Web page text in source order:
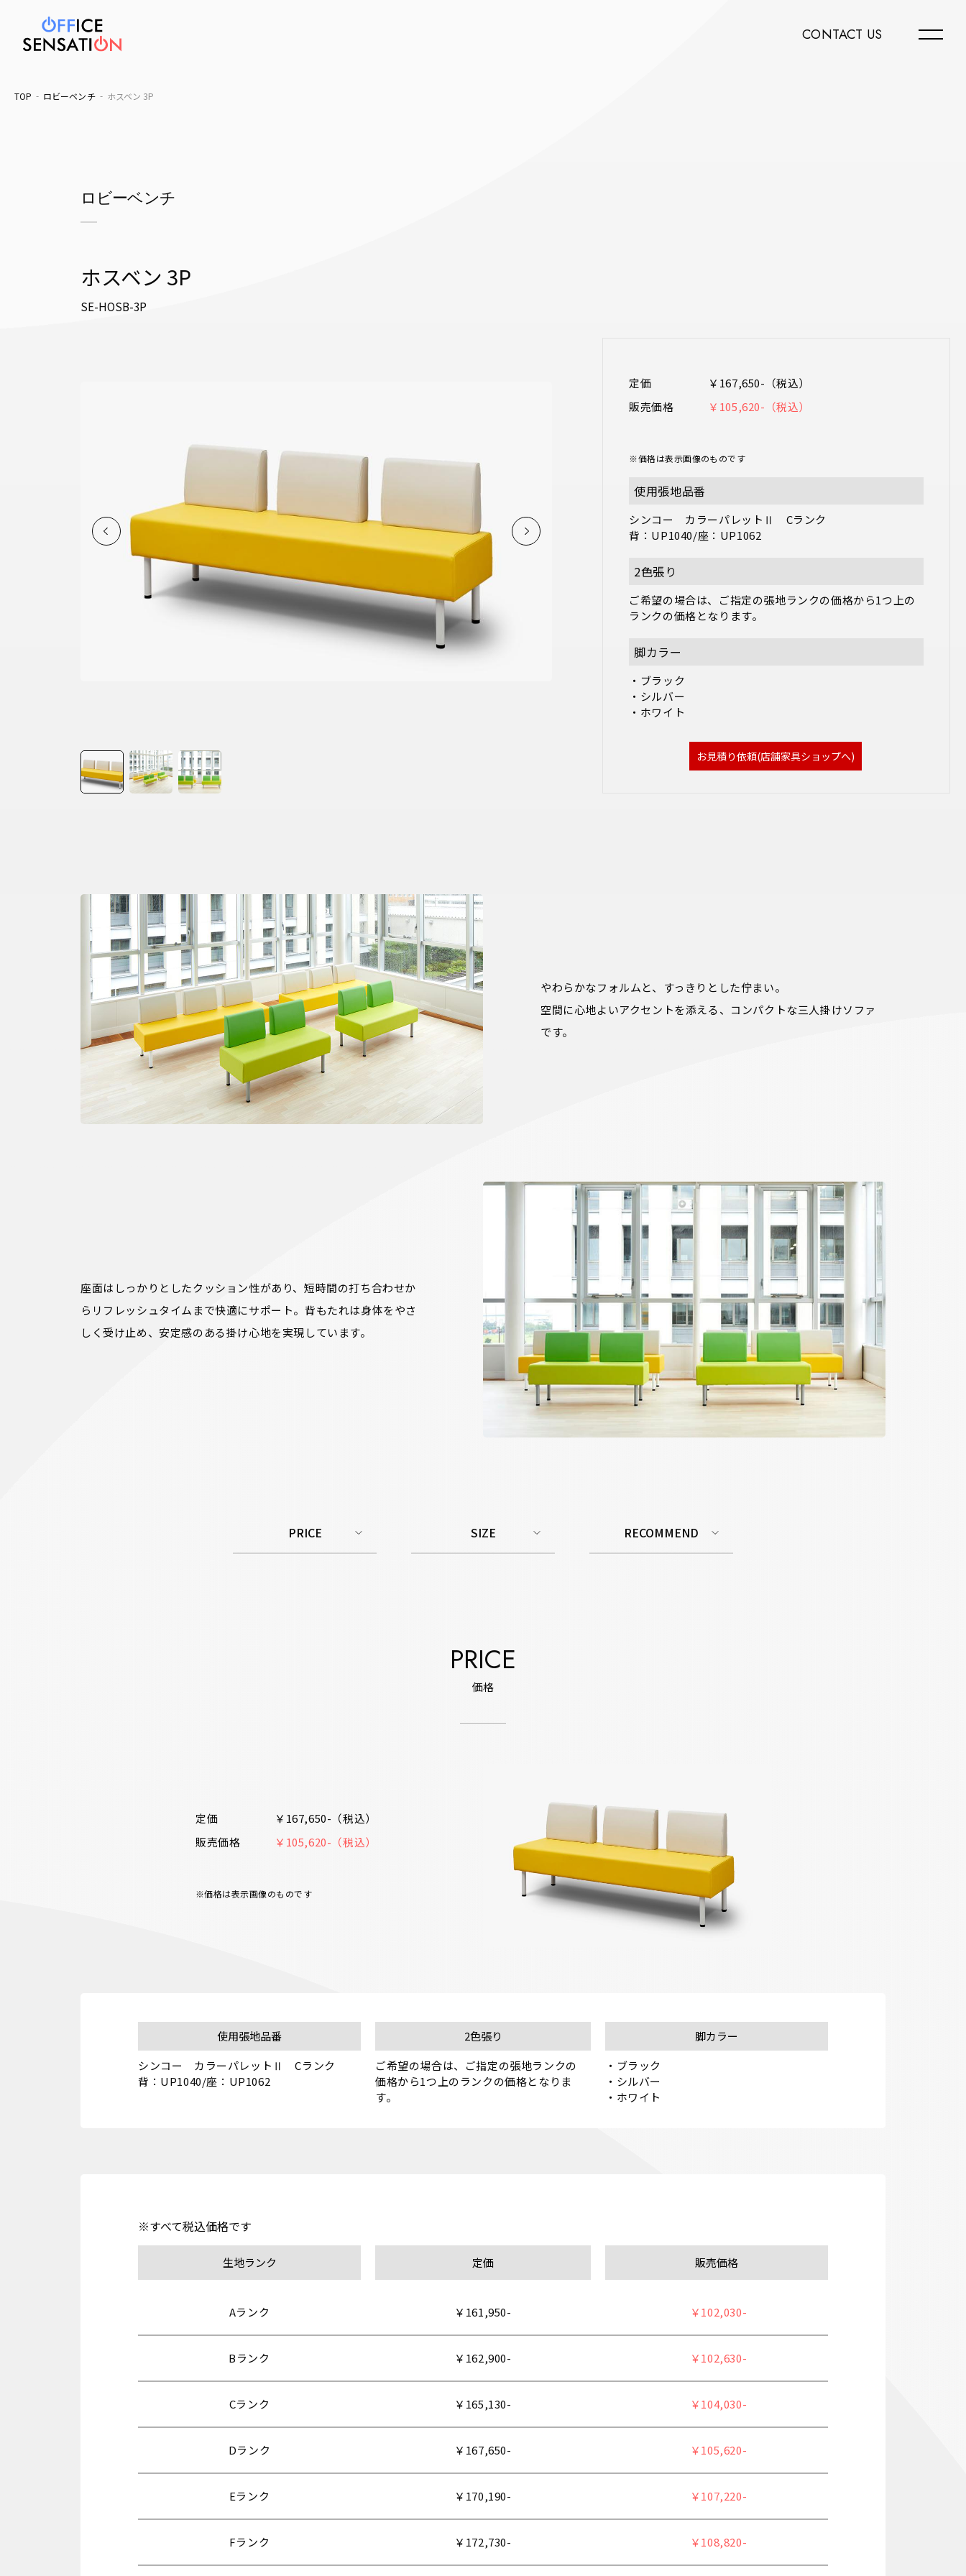
CONTACT US
TOP ロビーベンチ ホスベン 3P
ロビーベンチ
ホスベン 3P
SE-HOSB-3P
定価
￥167,650-（税込）
販売価格
￥105,620-（税込）
※価格は表示画像のものです
使用張地品番
シンコー　カラーパレットⅡ　Cランク
背：UP1040/座：UP1062
2色張り
ご希望の場合は、ご指定の張地ランクの価格から1つ上の
ランクの価格となります。
脚カラー
・ブラック
・シルバー
・ホワイト
お見積り依頼(店舗家具ショップへ)
やわらかなフォルムと、すっきりとした佇まい。
空間に心地よいアクセントを添える、コンパクトな三人掛けソファ
です。
座面はしっかりとしたクッション性があり、短時間の打ち合わせか
らリフレッシュタイムまで快適にサポート。背もたれは身体をやさ
しく受け止め、安定感のある掛け心地を実現しています。
PRICE SIZE RECOMMEND
PRICE
価格
定価
￥167,650-（税込）
販売価格
￥105,620-（税込）
※価格は表示画像のものです
使用張地品番 2色張り
脚カラー
シンコー　カラーパレットⅡ　Cランク
背：UP1040/座：UP1062
ご希望の場合は、ご指定の張地ランクの
価格から1つ上のランクの価格となりま
す。
・ブラック
・シルバー
・ホワイト
※すべて税込価格です
生地ランク 定価 販売価格
Aランク ￥161,950- ￥102,030-
Bランク ￥162,900- ￥102,630-
Cランク ￥165,130- ￥104,030-
Dランク ￥167,650- ￥105,620-
Eランク ￥170,190- ￥107,220-
Fランク ￥172,730- ￥108,820-